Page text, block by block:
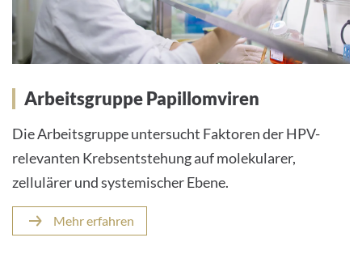
Arbeitsgruppe Papillomviren
Die Arbeitsgruppe untersucht Faktoren der HPV-
relevanten Krebsentstehung auf molekularer,
zellulärer und systemischer Ebene.
Mehr erfahren